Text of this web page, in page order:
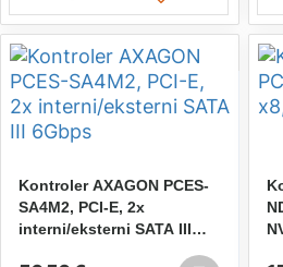
Kontroler AXAGON PCES-
SA4M2, PCI-E, 2x
interni/eksterni SATA III